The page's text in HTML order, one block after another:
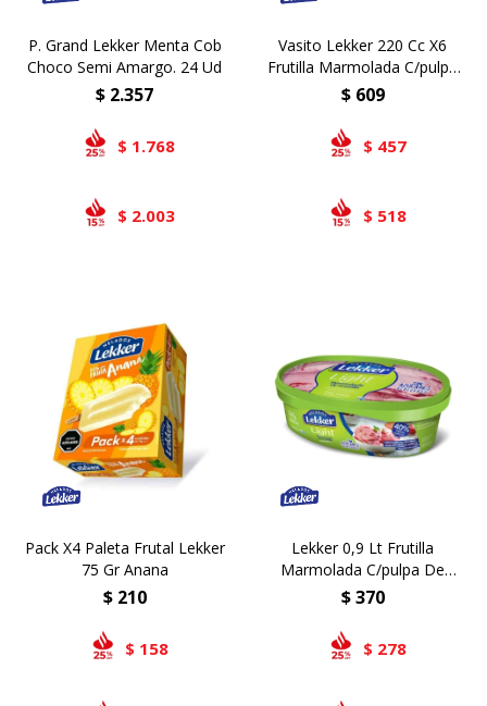
P. Grand Lekker Menta Cob
Choco Semi Amargo. 24 Ud
$ 2.357
$ 1.768
$ 2.003
Vasito Lekker 220 Cc X6
Frutilla Marmolada C/pulpa
De Frutilla
$ 609
$ 457
$ 518
Pack X4 Paleta Frutal Lekker
75 Gr Anana
$ 210
$ 158
Lekker 0,9 Lt Frutilla
Marmolada C/pulpa De
Frutilla Light
$ 370
$ 278